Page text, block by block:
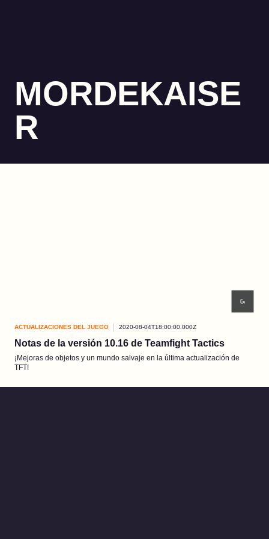
MORDEKAISE
R
ACTUALIZACIONES DEL JUEGO 2020-08-04T18:00:00.000Z
Notas de la versión 10.16 de Teamfight Tactics
¡Mejoras de objetos y un mundo salvaje en la última actualización de
TFT!